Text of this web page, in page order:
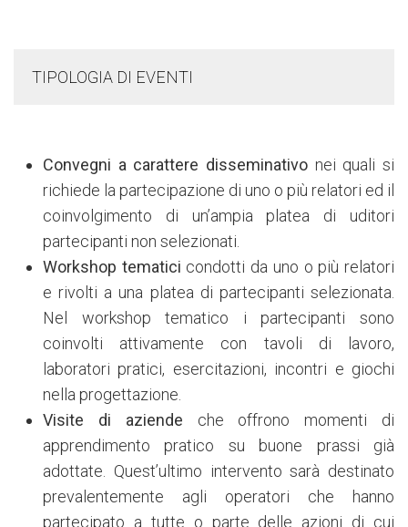
TIPOLOGIA DI EVENTI
Convegni a carattere disseminativo nei quali si
richiede la partecipazione di uno o più relatori ed il
coinvolgimento di un’ampia platea di uditori
partecipanti non selezionati.
Workshop tematici condotti da uno o più relatori
e rivolti a una platea di partecipanti selezionata.
Nel workshop tematico i partecipanti sono
coinvolti attivamente con tavoli di lavoro,
laboratori pratici, esercitazioni, incontri e giochi
nella progettazione.
Visite di aziende che offrono momenti di
apprendimento pratico su buone prassi già
adottate. Quest’ultimo intervento sarà destinato
prevalentemente agli operatori che hanno
partecipato a tutte o parte delle azioni di cui